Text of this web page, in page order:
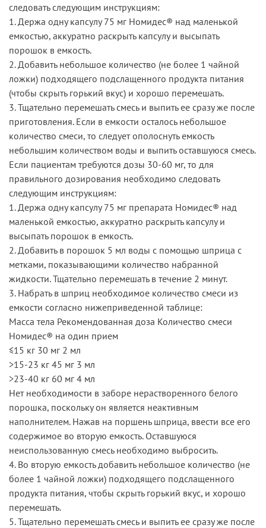
следовать следующим инструкциям:
1. Держа одну капсулу 75 мг Номидес® над маленькой
емкостью, аккуратно раскрыть капсулу и высыпать
порошок в емкость.
2. Добавить небольшое количество (не более 1 чайной
ложки) подходящего подслащенного продукта питания
(чтобы скрыть горький вкус) и хорошо перемешать.
3. Тщательно перемешать смесь и выпить ее сразу же после
приготовления. Если в емкости осталось небольшое
количество смеси, то следует ополоснуть емкость
небольшим количеством воды и выпить оставшуюся смесь.
Если пациентам требуются дозы 30-60 мг, то для
правильного дозирования необходимо следовать
следующим инструкциям:
1. Держа одну капсулу 75 мг препарата Номидес® над
маленькой емкостью, аккуратно раскрыть капсулу и
высыпать порошок в емкость.
2. Добавить в порошок 5 мл воды с помощью шприца с
метками, показывающими количество набранной
жидкости. Тщательно перемешать в течение 2 минут.
3. Набрать в шприц необходимое количество смеси из
емкости согласно нижеприведенной таблице:
Масса тела Рекомендованная доза Количество смеси
Номидес® на один прием
≤15 кг 30 мг 2 мл
>15-23 кг 45 мг 3 мл
>23-40 кг 60 мг 4 мл
Нет необходимости в заборе нерастворенного белого
порошка, поскольку он является неактивным
наполнителем. Нажав на поршень шприца, ввести все его
содержимое во вторую емкость. Оставшуюся
неиспользованную смесь необходимо выбросить.
4. Во вторую емкость добавить небольшое количество (не
более 1 чайной ложки) подходящего подслащенного
продукта питания, чтобы скрыть горький вкус, и хорошо
перемешать.
5. Тщательно перемешать смесь и выпить ее сразу же после